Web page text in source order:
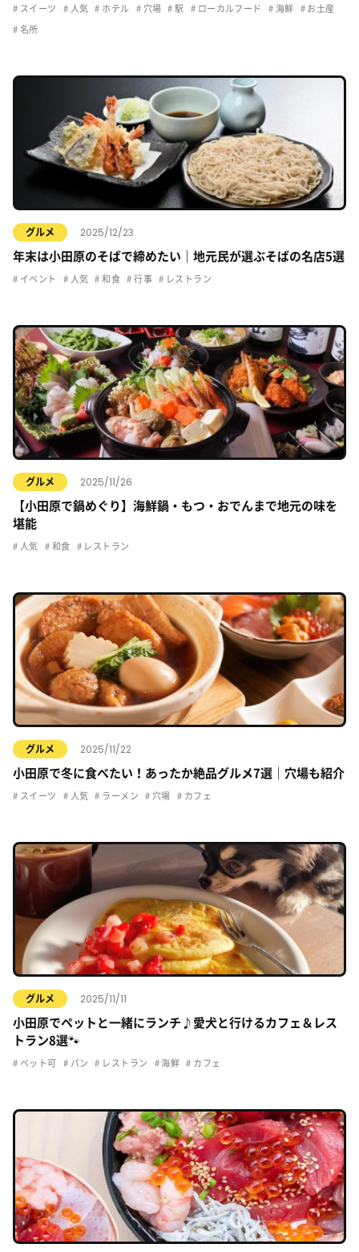
スイーツ 人気 ホテル 穴場 駅 ローカルフード 海鮮 お土産
名所
グルメ 2025/12/23
年末は小田原のそばで締めたい｜地元民が選ぶそばの名店5選
イベント 人気 和食 行事 レストラン
グルメ 2025/11/26
【小田原で鍋めぐり】海鮮鍋・もつ・おでんまで地元の味を
堪能
人気 和食 レストラン
グルメ 2025/11/22
小田原で冬に食べたい！あったか絶品グルメ7選｜穴場も紹介
スイーツ 人気 ラーメン 穴場 カフェ
グルメ 2025/11/11
小田原でペットと一緒にランチ♪愛犬と行けるカフェ＆レス
トラン8選🐾
ペット可 パン レストラン 海鮮 カフェ